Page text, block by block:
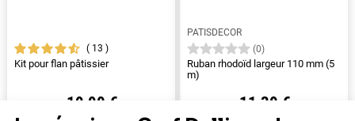
13
Kit pour flan pâtissier
19,90 €
PATISDECOR
(0)
Ruban rhodoïd largeur 110 mm (5
m)
11,30 €